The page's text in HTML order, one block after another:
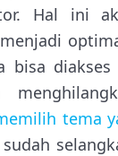
Hal ini
bisa
tema